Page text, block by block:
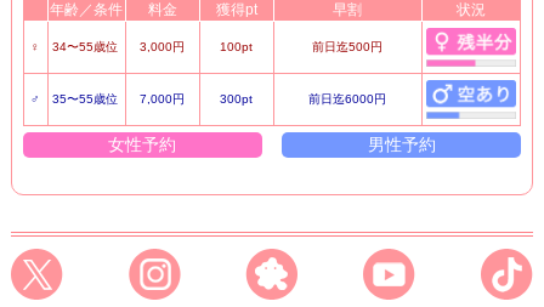
年齢／条件 料金 獲得pt 早割 状況
♀ 34〜55歳位 3,000円 100pt 前日迄500円
♂ 35〜55歳位 7,000円 300pt 前日迄6000円
女性予約 男性予約